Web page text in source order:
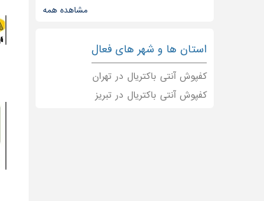
کف سازی صنعتی
کفپوش ورزشی
کفپوش بتنی
کفپوش دکوراتیو
مشاهده همه
استان ها و شهر های فعال
کفپوش آنتی باکتریال در تهران
کفپوش آنتی باکتریال در تبریز